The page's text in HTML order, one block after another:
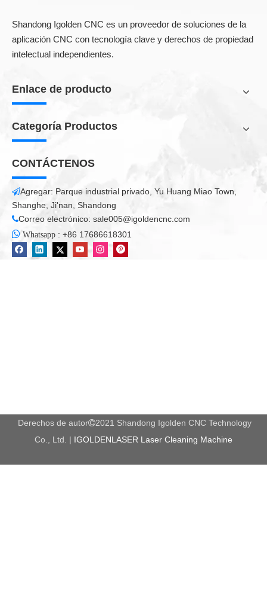
Anterior:
Máquina para tallar madera
máquina de grabado cnc
enrutador de madera cnc
Máquina de talla de madera CNC
Get a quick free quote